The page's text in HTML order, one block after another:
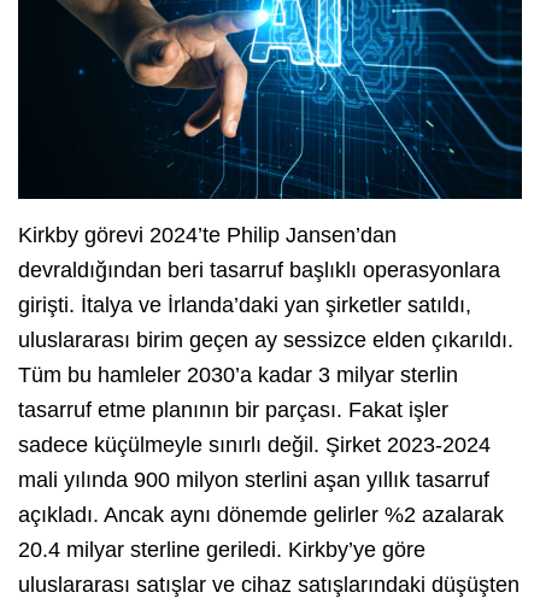
Kirkby görevi 2024’te Philip Jansen’dan
devraldığından beri tasarruf başlıklı operasyonlara
girişti. İtalya ve İrlanda’daki yan şirketler satıldı,
uluslararası birim geçen ay sessizce elden çıkarıldı.
Tüm bu hamleler 2030’a kadar 3 milyar sterlin
tasarruf etme planının bir parçası. Fakat işler
sadece küçülmeyle sınırlı değil. Şirket 2023-2024
mali yılında 900 milyon sterlini aşan yıllık tasarruf
açıkladı. Ancak aynı dönemde gelirler %2 azalarak
20.4 milyar sterline geriledi. Kirkby’ye göre
uluslararası satışlar ve cihaz satışlarındaki düşüşten